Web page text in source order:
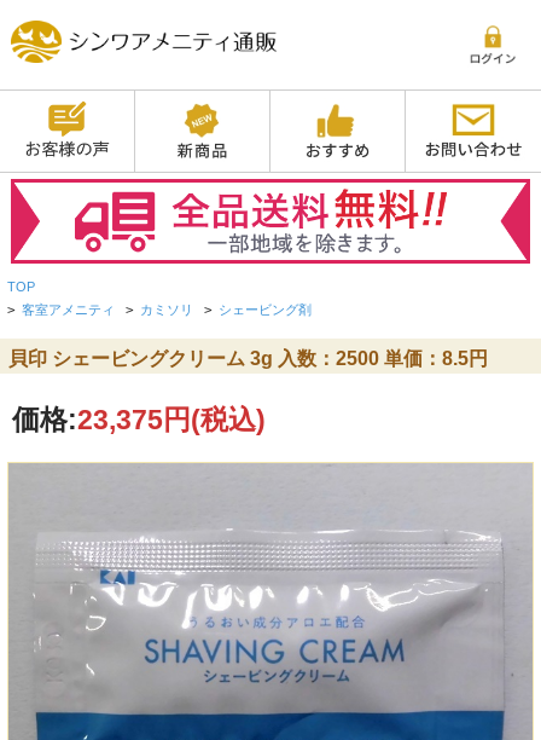
TOP
> 客室アメニティ > カミソリ > シェービング剤
貝印 シェービングクリーム 3g 入数：2500 単価：8.5円
価格:23,375円(税込)